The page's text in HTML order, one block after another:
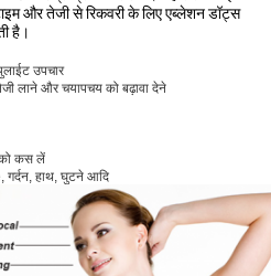
और तेजी से रिकवरी के लिए एब्लेशन डॉट्स
है।
उपचार
लाने और चयापचय को बढ़ावा देने
को कस लें
हाथ, घुटने आदि